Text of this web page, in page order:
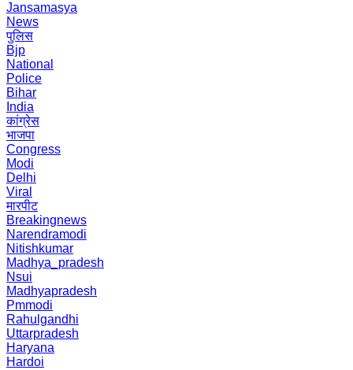
Jansamasya
News
पुलिस
Bjp
National
Police
Bihar
India
कांग्रेस
भाजपा
Congress
Modi
Delhi
Viral
मारपीट
Breakingnews
Narendramodi
Nitishkumar
Madhya_pradesh
Nsui
Madhyapradesh
Pmmodi
Rahulgandhi
Uttarpradesh
Haryana
Hardoi